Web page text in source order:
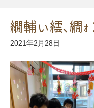
繝輔ぃ繧､繝ｫ
2021年2月28日